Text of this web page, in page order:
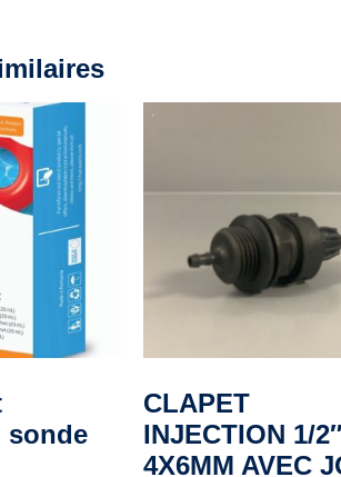
sonde
CLAPET
INJECTION 1/
4X6MM AVEC